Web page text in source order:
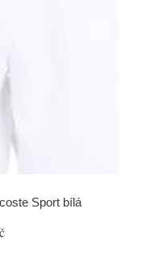
Sport bílá